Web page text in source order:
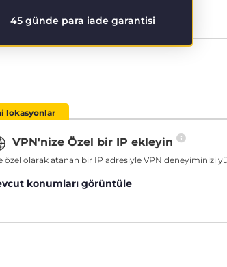
45 günde para iade garantisi
lokasyonlar
VPN'nize Özel bir IP ekleyin
özel olarak atanan bir IP adresiyle VPN deneyiminizi
konumları görüntüle